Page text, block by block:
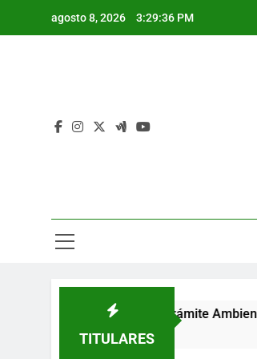
agosto 8, 2026 3:29:37 PM
TITULARES
Auto de Inicio de Trámite Ambiental